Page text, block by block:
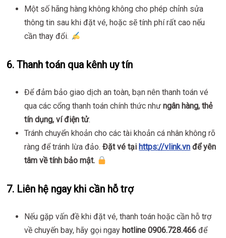
Một số hãng hàng không không cho phép chỉnh sửa
thông tin sau khi đặt vé, hoặc sẽ tính phí rất cao nếu
cần thay đổi.
6.Thanh toán qua kênh uy tín
Để đảm bảo giao dịch an toàn, bạn nên thanh toán vé
qua các cổng thanh toán chính thức nhưngân hàng, thẻ
tín dụng, ví điện tử.
Tránh chuyển khoản cho các tài khoản cá nhân không rõ
ràng để tránh lừa đảo.Đặt vé tại https://vlink.vn để yên
tâm về tính bảo mật.
7. Liên hệ ngay khi cần hỗ trợ
Nếu gặp vấn đề khi đặt vé, thanh toán hoặc cần hỗ trợ
về chuyến bay, hãy gọi ngay hotline 0906.728.466 để